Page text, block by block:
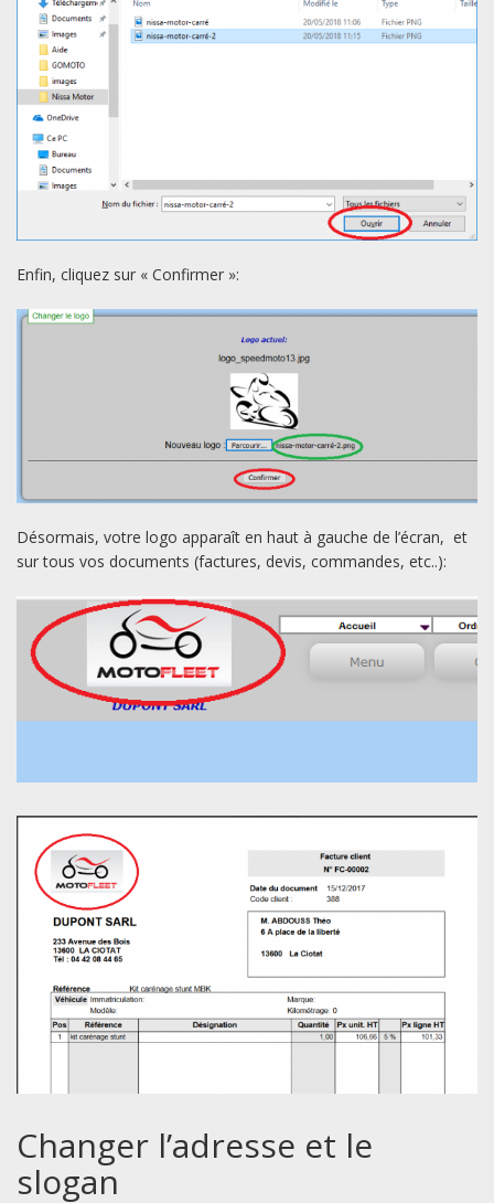
Enfin, cliquez sur « Confirmer »:
Désormais, votre logo apparaît en haut à gauche de l’écran, et
sur tous vos documents (factures, devis, commandes, etc..):
Changer l’adresse et le
slogan